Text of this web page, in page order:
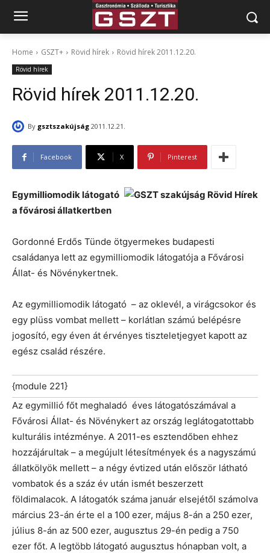
Home GSZT+ Rövid hírek Rövid hírek 2011.12.20.
Rövid hírek
Rövid hírek 2011.12.20.
By gsztszakújság 2011.12.21.
Facebook X Pinterest
Egymilliomodik látogató
a fővárosi állatkertben
Gordonné Erdős Tünde ötgyermekes budapesti
családanya lett az egymilliomodik látogatója a Fővárosi
Állat- és Növénykertnek.
Az egymilliomodik látogató – az oklevél, a virágcsokor és
egy plüss vombat mellett – korlátlan számú belépésre
jogosító, egy éven át érvényes tiszteletjegyet kapott az
egész család részére.
{module 221}
Az egymillió főt meghaladó éves látogatószámával a
Fővárosi Állat- és Növénykert az ország leglátogatottabb
kulturális intézménye. A 2011-es esztendőben ehhez
hozzájárultak – a megújult létesítmények és a nagyszámú
állatkölyök mellett – a négy évtized után először látható
vombatok és a száz év után ismét beszerzett
földimalacok. A látogatók száma január elsejétől számolva
március 23-án érte el a 100 ezer, május 8-án a 250 ezer,
július 8-án az 500 ezer, augusztus 29-én pedig a 750
ezer főt. A legtöbb látogató augusztus hónapban volt, a